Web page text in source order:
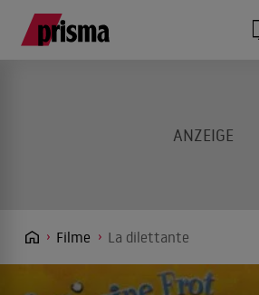
Filme La dilettante